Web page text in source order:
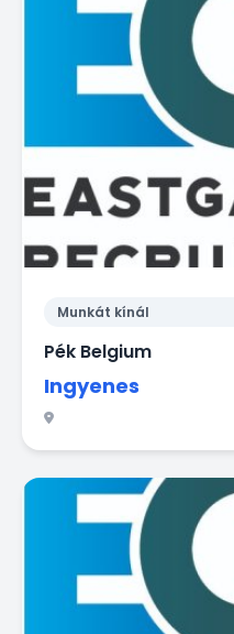
Munkát kínál
Pék Belgium
Ingyenes